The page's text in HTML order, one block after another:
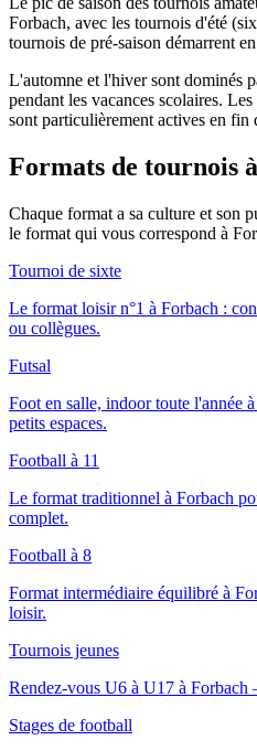
Forbach, avec les tournois d'été
tournois de pré-saison démarrent
L'automne et l'hiver sont dominés
pendant les vacances scolaires.
sont particulièrement actives en fin
Formats de tournois
Chaque format a sa culture et son
le format qui vous correspond à
Tournoi de sixte
Le format loisir n°1 à Forbach :
ou collègues.
Futsal
Foot en salle, indoor toute l'année
petits espaces.
Football à 11
Le format traditionnel à Forbach
complet.
Football à 8
Format intermédiaire équilibré à
loisir.
Tournois jeunes
Rendez-vous U6 à U17 à
Stages de football